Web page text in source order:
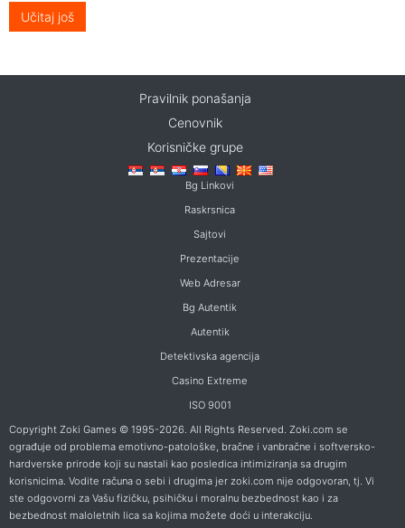
Učitaj još
Pravilnik ponašanja
Cenovnik
Korisničke grupe
Bg Linkovi
Raskrsnica
Sajtovi
Prezentacije
Web Adresar
Bg Autentik
Autentik
Detektivska agencija
Casino Extreme
ISO 9001
Copyright Zoki Games © 1995-2026. All Rights Reserved. Zoki.com se
ograđuje od problema emotivno-patološke, bračne i vanbračne i softversko-
hardverske prirode koji su nastali kao posledica intimiziranja sa drugim
korisnicima. Vodite računa o sebi i drugima jer zoki.com nije odgovoran, tj. Vi
ste odgovorni za Vašu fizičku, psihičku i moralnu bezbednost kao i za
bezbednost maloletnih lica sa kojima možete doći u interakciju.